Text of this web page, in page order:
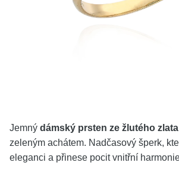
Jemný dámský prsten ze žlutého zlata
zeleným achátem. Nadčasový šperk,
eleganci a přinese pocit vnitřní